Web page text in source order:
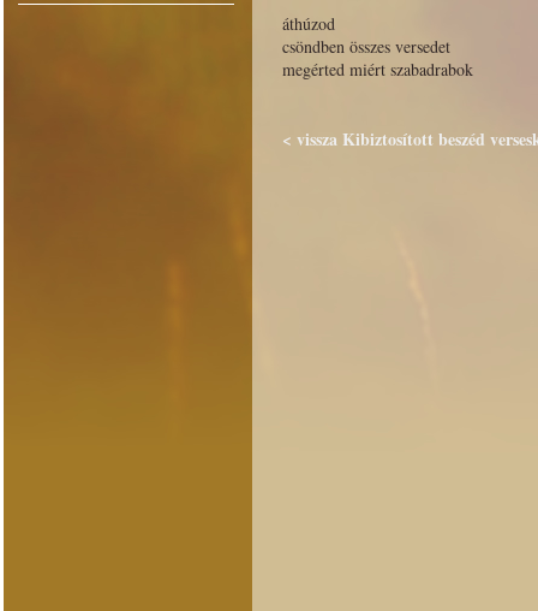
áthúzod
csöndben összes versedet
megérted miért szabadrabok
< vissza Kibiztosított beszéd